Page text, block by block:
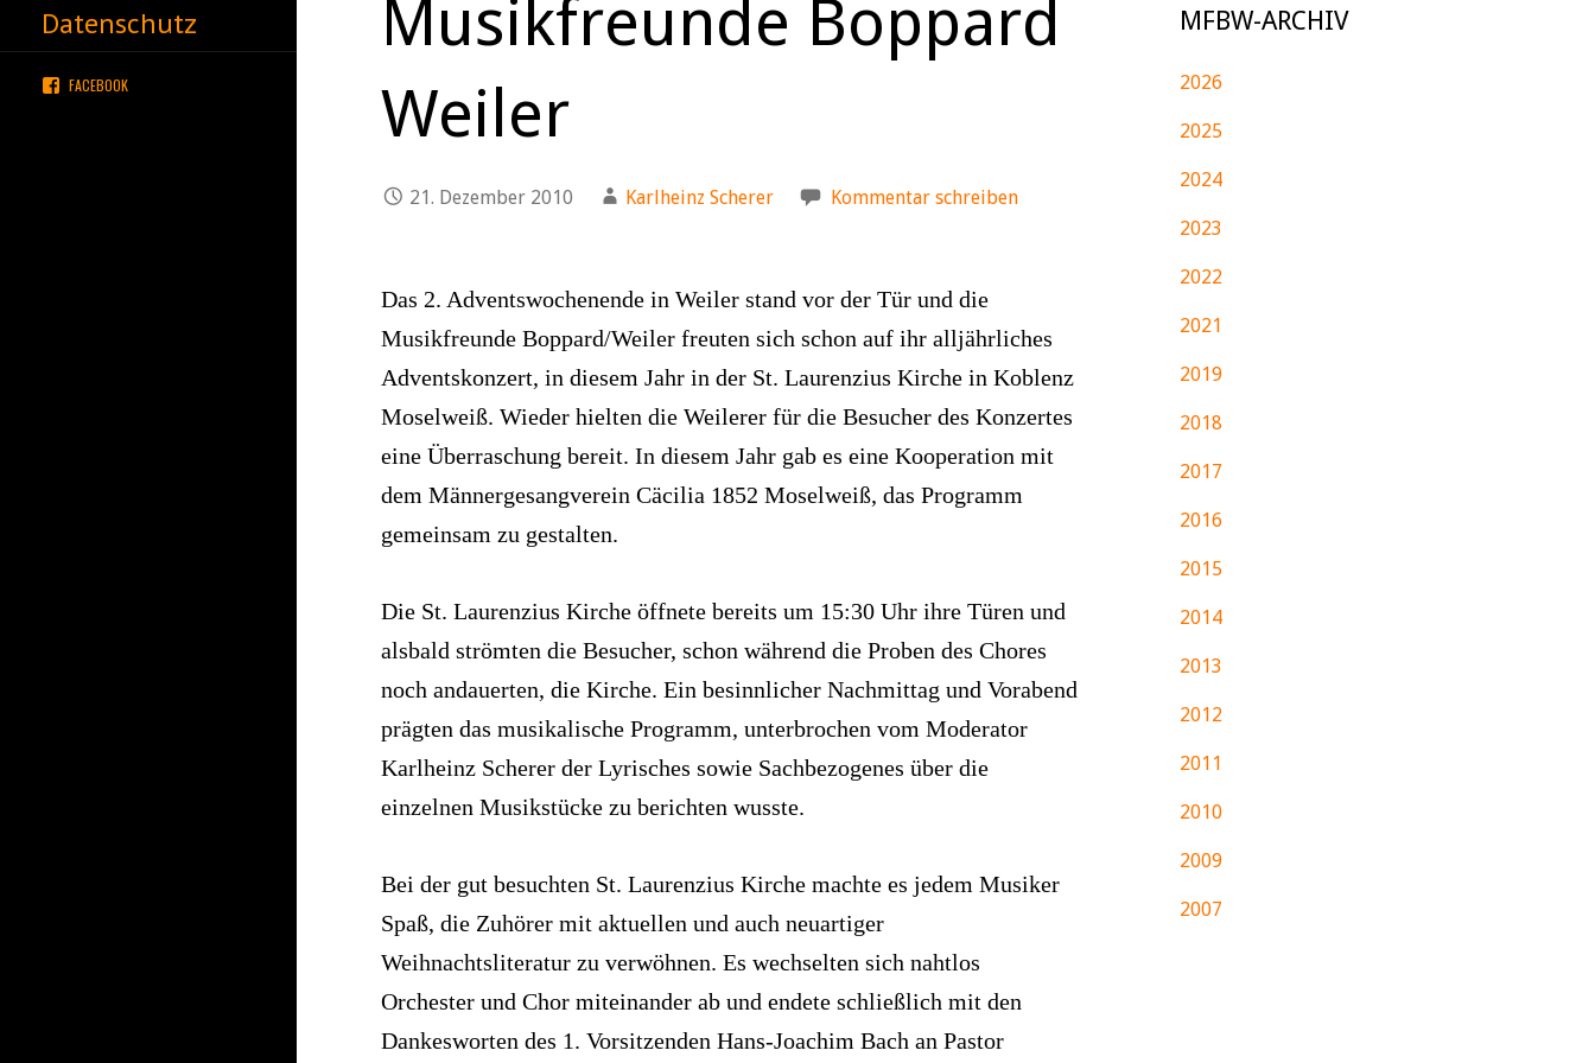
Datenschutz
FACEBOOK
Musikfreunde Boppard
Weiler
21. Dezember 2010 Karlheinz Scherer Kommentar schreiben
Das 2. Adventswochenende in Weiler stand vor der Tür und die
Musikfreunde Boppard/Weiler freuten sich schon auf ihr alljährliches
Adventskonzert, in diesem Jahr in der St. Laurenzius Kirche in Koblenz
Moselweiß. Wieder hielten die Weilerer für die Besucher des Konzertes
eine Überraschung bereit. In diesem Jahr gab es eine Kooperation mit
dem Männergesangverein Cäcilia 1852 Moselweiß, das Programm
gemeinsam zu gestalten.
Die St. Laurenzius Kirche öffnete bereits um 15:30 Uhr ihre Türen und
alsbald strömten die Besucher, schon während die Proben des Chores
noch andauerten, die Kirche. Ein besinnlicher Nachmittag und Vorabend
prägten das musikalische Programm, unterbrochen vom Moderator
Karlheinz Scherer der Lyrisches sowie Sachbezogenes über die
einzelnen Musikstücke zu berichten wusste.
Bei der gut besuchten St. Laurenzius Kirche machte es jedem Musiker
Spaß, die Zuhörer mit aktuellen und auch neuartiger
Weihnachtsliteratur zu verwöhnen. Es wechselten sich nahtlos
Orchester und Chor miteinander ab und endete schließlich mit den
Dankesworten des 1. Vorsitzenden Hans-Joachim Bach an Pastor
MFBW-ARCHIV
2026
2025
2024
2023
2022
2021
2019
2018
2017
2016
2015
2014
2013
2012
2011
2010
2009
2007